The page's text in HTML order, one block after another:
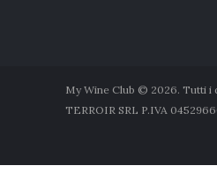
My Wine Club © 2026. Tutti i
TERROIR SRL P.IVA